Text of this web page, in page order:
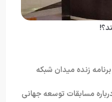
زنده میدان شبکه
مسابقات توسعه جهانی